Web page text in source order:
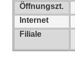
Öffnungszt.
Internet
Filiale